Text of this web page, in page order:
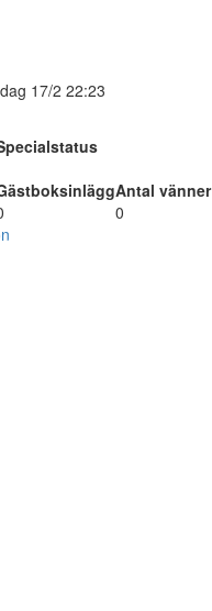
17/2 22:23
Antal vänner
0